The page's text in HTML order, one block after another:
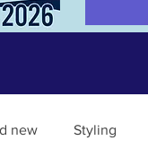
new Styling